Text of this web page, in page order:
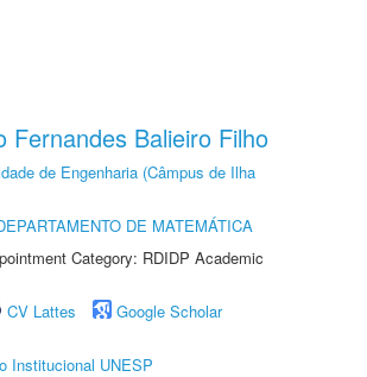
Fernandes Balieiro Filho
de Engenharia (Câmpus de Ilha
DE MATEMÁTICA
Category: RDIDP Academic
CV Lattes
Google Scholar
Institucional UNESP